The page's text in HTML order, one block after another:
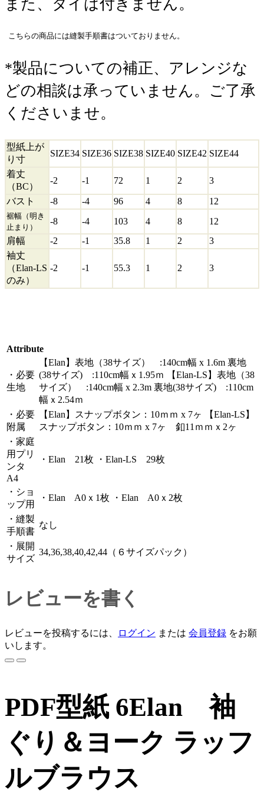
また、タイは付きません。
こちらの商品には縫製手順書はついておりません。
*製品についての補正、アレンジな
どの相談は承っていません。ご了承
くださいませ。
型紙上が
り寸
SIZE34 SIZE36 SIZE38 SIZE40 SIZE42 SIZE44
着丈
（BC）
-2 -1 72 1 2 3
バスト -8 -4 96 4 8 12
裾幅（明き
止まり）
-8 -4 103 4 8
12
肩幅
-2 -1 35.8 1 2
3
袖丈
（Elan-LS
のみ）
-2 -1 55.3 1 2 3
Attribute
・必要
生地
【Elan】表地（38サイズ） :140cm幅 x 1.6m 裏地
(38サイズ) :110cm幅ｘ1.95ｍ 【Elan-LS】表地（38
サイズ） :140cm幅 x 2.3m 裏地(38サイズ) :110cm
幅ｘ2.54ｍ
・必要
附属
【Elan】スナップボタン：10ｍｍ x 7ヶ 【Elan-LS】
スナップボタン：10ｍｍ x 7ヶ 釦11ｍｍｘ2ヶ
・家庭
用プリ
ンタ
A4
・Elan 21枚 ・Elan-LS 29枚
・ショ
ップ用
・Elan A0ｘ1枚 ・Elan A0ｘ2枚
・縫製
手順書
なし
・展開
サイズ
34,36,38,40,42,44（６サイズパック）
レビューを書く
レビューを投稿するには、 ログイン または 会員登録 をお願
いします。
PDF型紙 6Elan 袖
ぐり＆ヨーク ラッフ
ルブラウス